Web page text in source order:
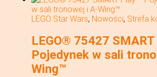
LEGO Star Wars, Nowości, Strefa
LEGO® 75427
Pojedynek w sali
Wing™